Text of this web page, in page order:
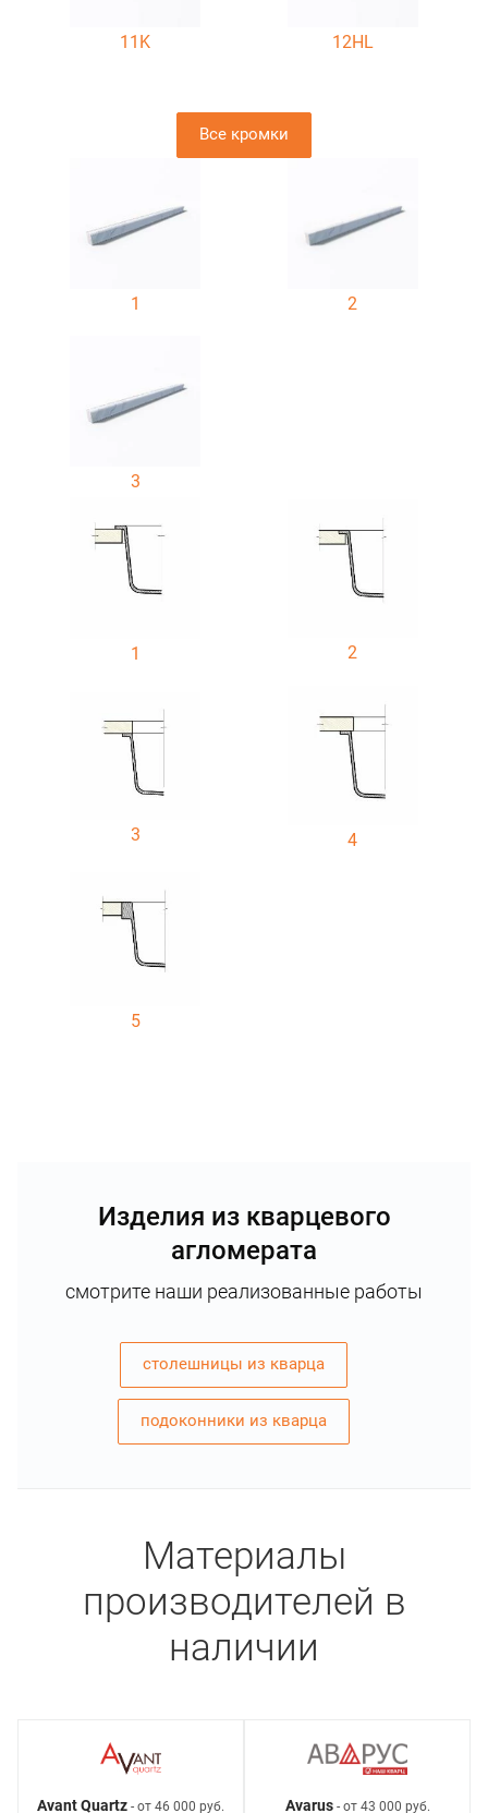
11K 12HL
Все кромки
1 2
3
1 2
3 4
5
Изделия из кварцевого
агломерата
смотрите наши реализованные работы
столешницы из кварца
подоконники из кварца
Материалы
производителей в
наличии
Avant Quartz - от 46 000 руб. Avarus- от 43 000 руб.